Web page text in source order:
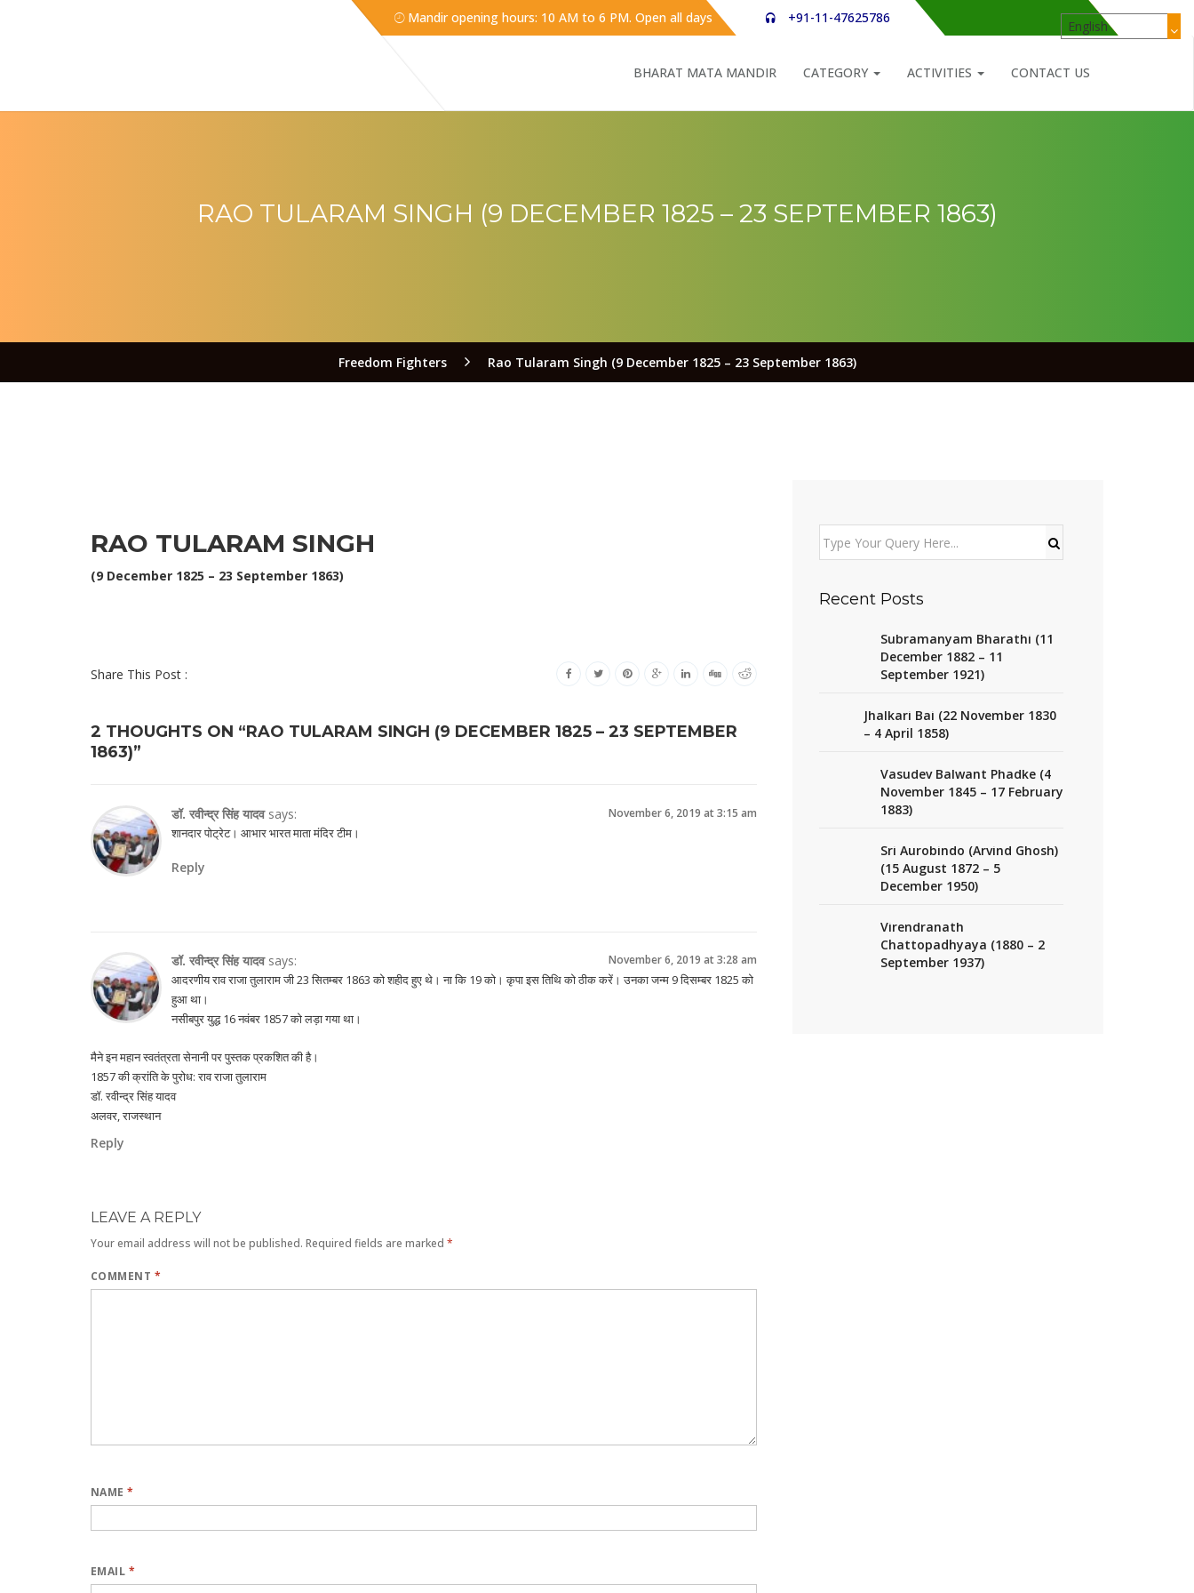
Mandir opening hours: 10 AM to 6 PM. Open all days +91-11-47625786
BHARAT MATA MANDIR CATEGORY ACTIVITIES CONTACT US
RAO TULARAM SINGH (9 DECEMBER 1825 – 23 SEPTEMBER 1863)
Freedom Fighters Rao Tularam Singh (9 December 1825 – 23 September 1863)
RAO TULARAM SINGH
(9 December 1825 – 23 September 1863)
Share This Post :
2 THOUGHTS ON “RAO TULARAM SINGH (9 DECEMBER 1825 – 23 SEPTEMBER
1863)”
डॉ. रवीन्द्र सिंह यादव says: November 6, 2019 at 3:15 am
शानदार पोट्रेट। आभार भारत माता मंदिर टीम।
Reply
डॉ. रवीन्द्र सिंह यादव says: November 6, 2019 at 3:28 am
आदरणीय राव राजा तुलाराम जी 23 सितम्बर 1863 को शहीद हुए थे। ना कि 19 को। कृपा इस तिथि को ठीक करें। उनका जन्म 9 दिसम्बर 1825 को
हुआ था।
नसीबपुर युद्ध 16 नवंबर 1857 को लड़ा गया था।
मैने इन महान स्वतंत्रता सेनानी पर पुस्तक प्रकशित की है।
1857 की क्रांति के पुरोध: राव राजा तुलाराम
डॉ. रवीन्द्र सिंह यादव
अलवर, राजस्थान
Reply
LEAVE A REPLY
Your email address will not be published. Required fields are marked *
COMMENT *
NAME*
EMAIL *
Recent Posts
Subramanyam Bharathi (11
December 1882 – 11
September 1921)
Jhalkari Bai (22 November 1830
– 4 April 1858)
Vasudev Balwant Phadke (4
November 1845 – 17 February
1883)
Sri Aurobindo (Arvind Ghosh)
(15 August 1872 – 5
December 1950)
Virendranath
Chattopadhyaya (1880 – 2
September 1937)